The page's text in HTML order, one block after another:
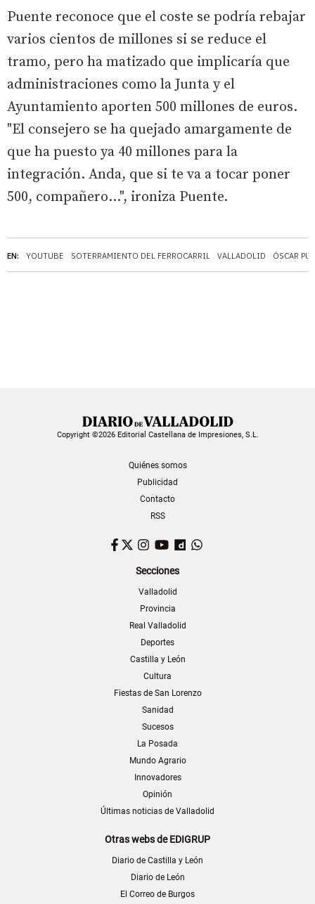
EN: YOUTUBE SOTERRAMIENTO DEL FERROCARRIL VALLADOLID ÓSCAR
Puente reconoce que el coste se podría rebajar
varios cientos de millones si se reduce el
tramo, pero ha matizado que implicaría que
administraciones como la Junta y el
Ayuntamiento aporten 500 millones de euros.
"El consejero se ha quejado amargamente de
que ha puesto ya 40 millones para la
integración. Anda, que si te va a tocar poner
500, compañero...", ironiza Puente.
Copyright ©2026 Editorial Castellana de Impresiones, S.L.
Quiénes somos
Publicidad
Contacto
RSS
Facebook
TwitterInstagram
YouTubeDailymotion
Secciones
Valladolid
Provincia
Real Valladolid
Deportes
Castilla y León
Cultura
Fiestas de San Lorenzo
Sanidad
Sucesos
La Posada
Mundo Agrario
Innovadores
Opinión
Últimas noticias de Valladolid
Otras webs de EDIGRUP
Diario de Castilla y León
Diario de León
El Correo de Burgos